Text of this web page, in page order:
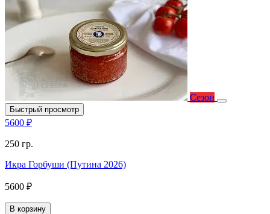
Сезон
Быстрый просмотр
5600 ₽
250 гр.
Икра Горбуши (Путина 2026)
5600 ₽
В корзину